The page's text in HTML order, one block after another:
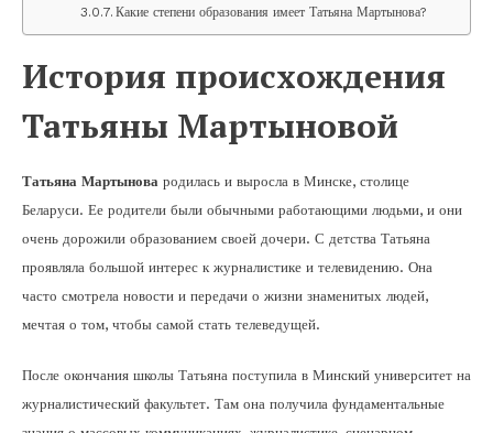
Какие степени образования имеет Татьяна Мартынова?
История происхождения
Татьяны Мартыновой
Татьяна Мартынова родилась и выросла в Минске, столице
Беларуси. Ее родители были обычными работающими людьми, и они
очень дорожили образованием своей дочери. С детства Татьяна
проявляла большой интерес к журналистике и телевидению. Она
часто смотрела новости и передачи о жизни знаменитых людей,
мечтая о том, чтобы самой стать телеведущей.
После окончания школы Татьяна поступила в Минский университет на
журналистический факультет. Там она получила фундаментальные